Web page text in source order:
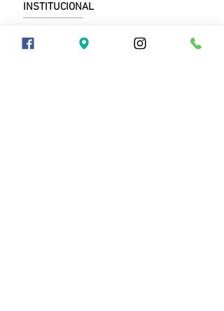
INSTITUCIONAL
A Igreja